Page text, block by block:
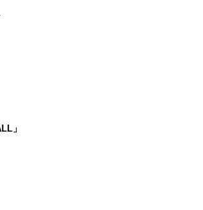
」